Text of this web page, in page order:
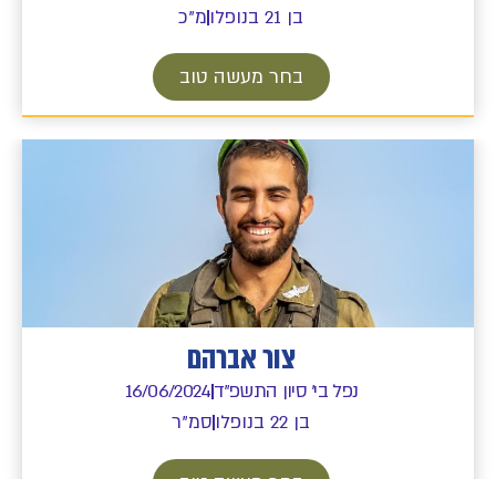
בן 21 בנופלו
מ"כ
בחר מעשה טוב
צור אברהם
נפל בי' סיון התשפ"ד16/06/2024
בן 22 בנופלו
סמ"ר